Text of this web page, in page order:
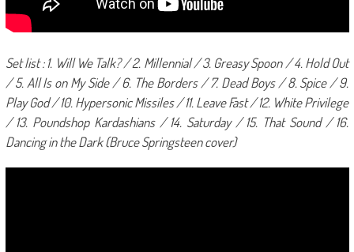
Set list : 1. Will We Talk? / 2. Millennial / 3. Greasy Spoon / 4. Hold Out
/ 5. All Is on My Side / 6. The Borders / 7. Dead Boys / 8. Spice / 9.
Play God / 10. Hypersonic Missiles / 11. Leave Fast / 12. White Privilege
/ 13. Poundshop Kardashians / 14. Saturday / 15. That Sound / 16.
Dancing in the Dark (Bruce Springsteen cover)